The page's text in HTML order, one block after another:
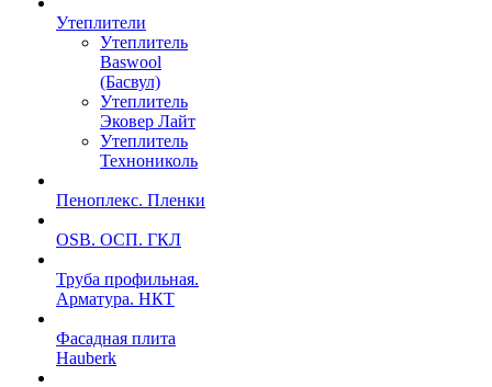
Утеплители
Утеплитель
Baswool
(Басвул)
Утеплитель
Эковер Лайт
Утеплитель
Технониколь
Пеноплекс. Пленки
OSB. ОСП. ГКЛ
Труба профильная.
Арматура. НКТ
Фасадная плита
Hauberk